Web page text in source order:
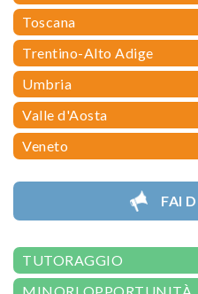
Toscana
Trentino-Alto Adige
Umbria
Valle d'Aosta
Veneto
FAI
TUTORAGGIO